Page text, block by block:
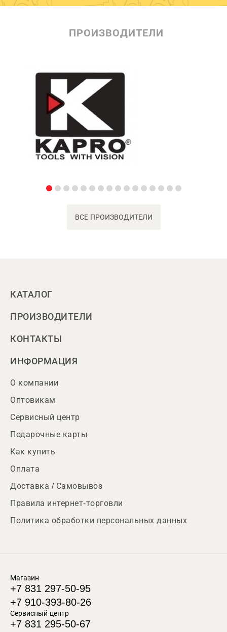
ПРОИЗВОДИТЕЛИ
ВСЕ ПРОИЗВОДИТЕЛИ
КАТАЛОГ
ПРОИЗВОДИТЕЛИ
КОНТАКТЫ
ИНФОРМАЦИЯ
О компании
Оптовикам
Сервисный центр
Подарочные карты
Как купить
Оплата
Доставка / Самовывоз
Правила интернет-торговли
Политика обработки персональных данных
Магазин
+7 831 297-50-95
+7 910-393-80-26
Сервисный центр
+7 831 295-50-67